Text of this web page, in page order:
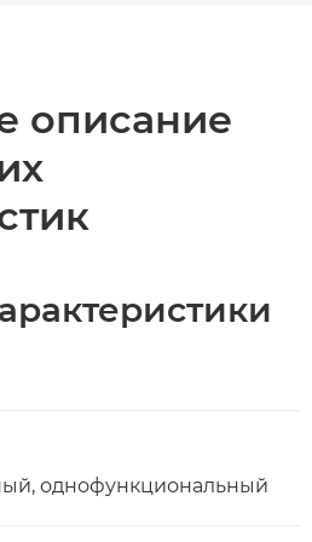
описание
однофункциональный